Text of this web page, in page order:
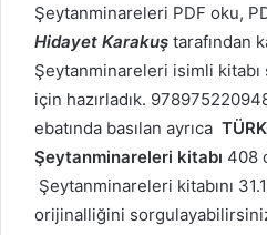
Şeytanminareleri PDF oku,
Hidayet Karakuş tarafından
Şeytanminareleri isimli kitabı
için hazırladık.
ebatında basılan ayrıca
Şeytanminareleri kitabı 408
Şeytanminareleri kitabını
orijinalliğini